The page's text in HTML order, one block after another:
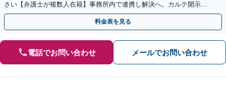
さい【弁護士が複数人在籍】事務所内で連携し解決へ。カルテ開示や
返金・賠償請求をサポートいたします【休日夜間面談可】
料金表を見る
電話でお問い合わせ メールでお問い合わせ